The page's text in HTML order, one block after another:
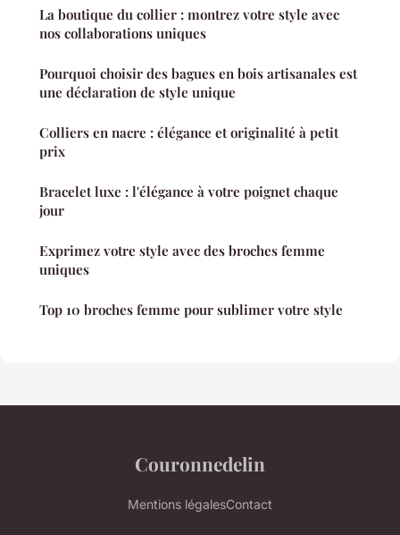
La boutique du collier : montrez votre style avec
nos collaborations uniques
Pourquoi choisir des bagues en bois artisanales est
une déclaration de style unique
Colliers en nacre : élégance et originalité à petit
prix
Bracelet luxe : l'élégance à votre poignet chaque
jour
Exprimez votre style avec des broches femme
uniques
Top 10 broches femme pour sublimer votre style
Couronnedelin
Mentions légalesContact